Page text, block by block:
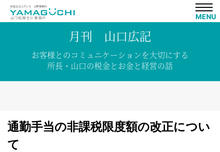
MENU
月刊 山口広記
お客様とのコミュニケーションを大切にする
所長・山口の税金とお金と経営の話
通勤手当の非課税限度額の改正につい
て